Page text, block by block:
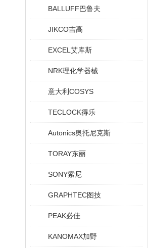
BALLUFF巴鲁夫
JIKCO吉高
EXCEL艾库斯
NRK理化学器械
意大利COSYS
TECLOCK得乐
Autonics奥托尼克斯
TORAY东丽
SONY索尼
GRAPHTEC图技
PEAK必佳
KANOMAX加野